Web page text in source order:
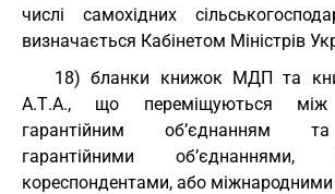
числі самохідних
визначається Кабінетом Міністрів
18) бланки книжок МДП та
А.Т.А., що переміщуються між
гарантійним об’єднанням
гарантійними
кореспондентами, або міжнародними